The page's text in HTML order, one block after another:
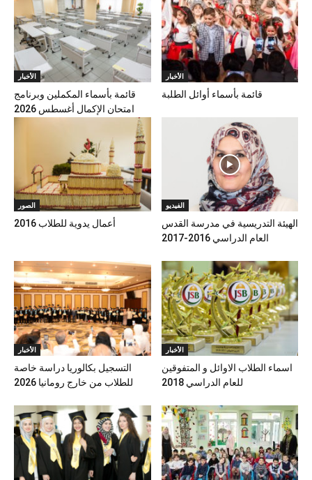
الأخبار
قائمة بأسماء المكملين وبرنامج
امتحان الإكمال أغسطس 2026
الأخبار
قائمة بأسماء أوائل الطلبة
الصور
أعمال يدوية للطلاب 2016
الفيديو
الهيئة التدريسية في مدرسة القدس
العام الدراسي 2016-2017
الأخبار
التسجيل بكالوريا دراسة خاصة
للطلاب من خارج رومانيا 2026
الأخبار
اسماء الطلاب الاوائل و المتفوقين
للعام الدراسي 2018